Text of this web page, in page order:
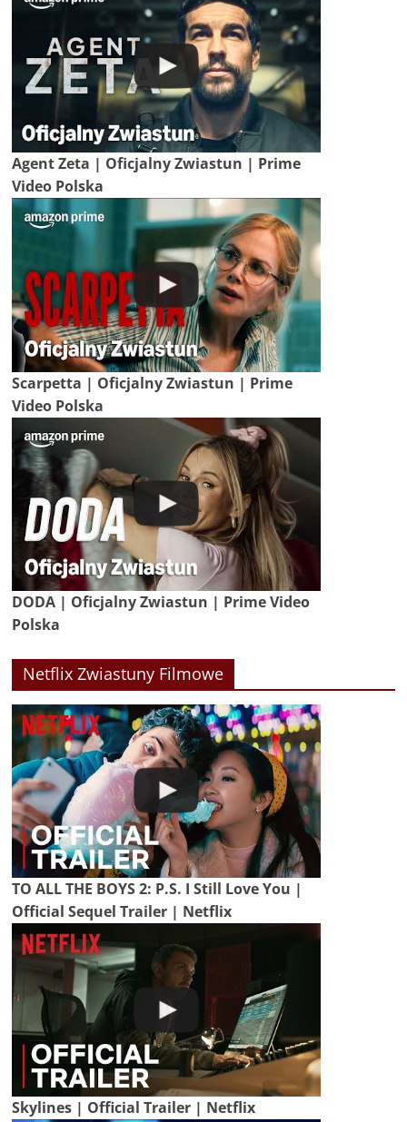
Agent Zeta | Oficjalny Zwiastun | Prime
Video Polska
Scarpetta | Oficjalny Zwiastun | Prime
Video Polska
DODA | Oficjalny Zwiastun | Prime Video
Polska
Netflix Zwiastuny Filmowe
TO ALL THE BOYS 2: P.S. I Still Love You |
Official Sequel Trailer | Netflix
Skylines | Official Trailer | Netflix